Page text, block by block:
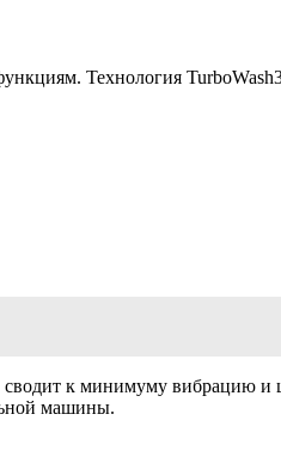
Технология
к минимуму вибрацию и
машины.